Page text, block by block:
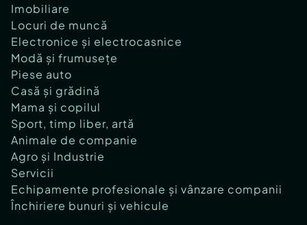
Imobiliare
Locuri de muncă
Electronice și electrocasnice
Modă și frumusețe
Piese auto
Casă și grădină
Mama și copilul
Sport, timp liber, artă
Animale de companie
Agro și Industrie
Servicii
Echipamente profesionale și vânzare companii
Închiriere bunuri și vehicule